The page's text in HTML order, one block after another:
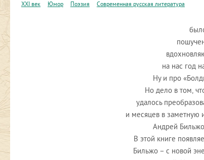
XXI век Юмор Поэзия Современная русская литература
на нас год
Ну и про
Но дело в том,
удалось
и месяцев в заметную
Андрей
В этой книге
Бильжо – с новой